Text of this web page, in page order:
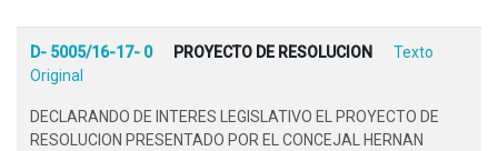
D- 5005/16-17- 0 PROYECTO DE RESOLUCION
Texto
Original
DECLARANDO DE INTERES LEGISLATIVO EL PROYECTO DE
RESOLUCION PRESENTADO POR EL CONCEJAL HERNAN